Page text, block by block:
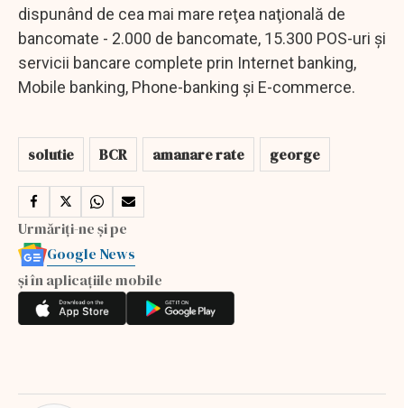
dispunând de cea mai mare reţea naţională de
bancomate - 2.000 de bancomate, 15.300 POS-uri şi
servicii bancare complete prin Internet banking,
Mobile banking, Phone-banking şi E-commerce.
solutie BCR amanare rate george
Urmăriți-ne și pe
Google News
și în aplicațiile mobile